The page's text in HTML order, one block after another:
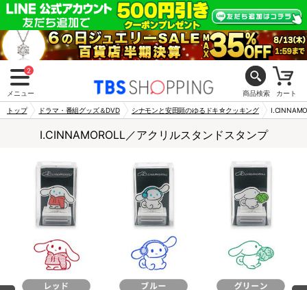
2
メニュー 商品検索 カート
トップ ドラマ・番組グッズ＆DVD シナモンと安田顕のゆるドキ☆クッキング
I.CINNAMOROLL／アクリルスタンドスタンプ